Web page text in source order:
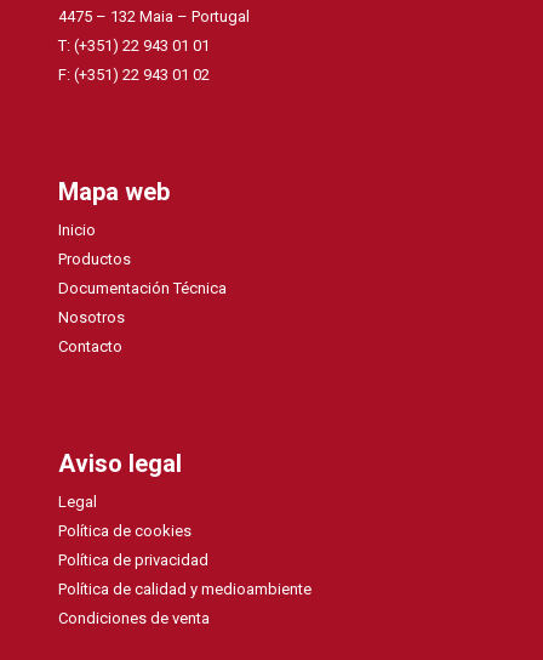
4475 – 132 Maia – Portugal
T: (+351) 22 943 01 01
F: (+351) 22 943 01 02
Mapa web
Inicio
Productos
Documentación Técnica
Nosotros
Contacto
Aviso legal
Legal
Política de cookies
Política de privacidad
Política de calidad y medioambiente
Condiciones de venta